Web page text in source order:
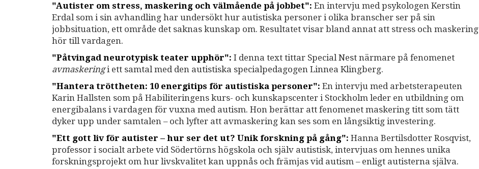
"Autister om stress, maskering och välmående på jobbet": En intervju med psykologen Kerstin
Erdal som i sin avhandling har undersökt hur autistiska personer i olika branscher ser på sin
jobbsituation, ett område det saknas kunskap om. Resultatet visar bland annat att stress och maskering
hör till vardagen.
"​Påtvingad neurotypisk teater upphör": I denna text tittar Special Nest närmare på fenomenet
avmaskeringi ett samtal med den autistiska specialpedagogen Linnea Klingberg.
"Hantera tröttheten: 10 energitips för autistiska personer": En intervju med arbetsterapeuten
Karin Hallsten som på Habiliteringens kurs- och kunskapscenter i Stockholm leder en utbildning om
energibalans i vardagen för vuxna med autism. Hon berättar att fenomenet maskering titt som tätt
dyker upp under samtalen – och lyfter att avmaskering kan ses som en långsiktig investering.
"Ett gott liv för autister – hur ser det ut? Unik forskning på gång": Hanna Bertilsdotter Rosqvist,
professor i socialt arbete vid Södertörns högskola och själv autistisk, intervjuas om hennes unika
forskningsprojekt om hur livskvalitet kan uppnås och främjas vid autism – enligt autisterna själva.